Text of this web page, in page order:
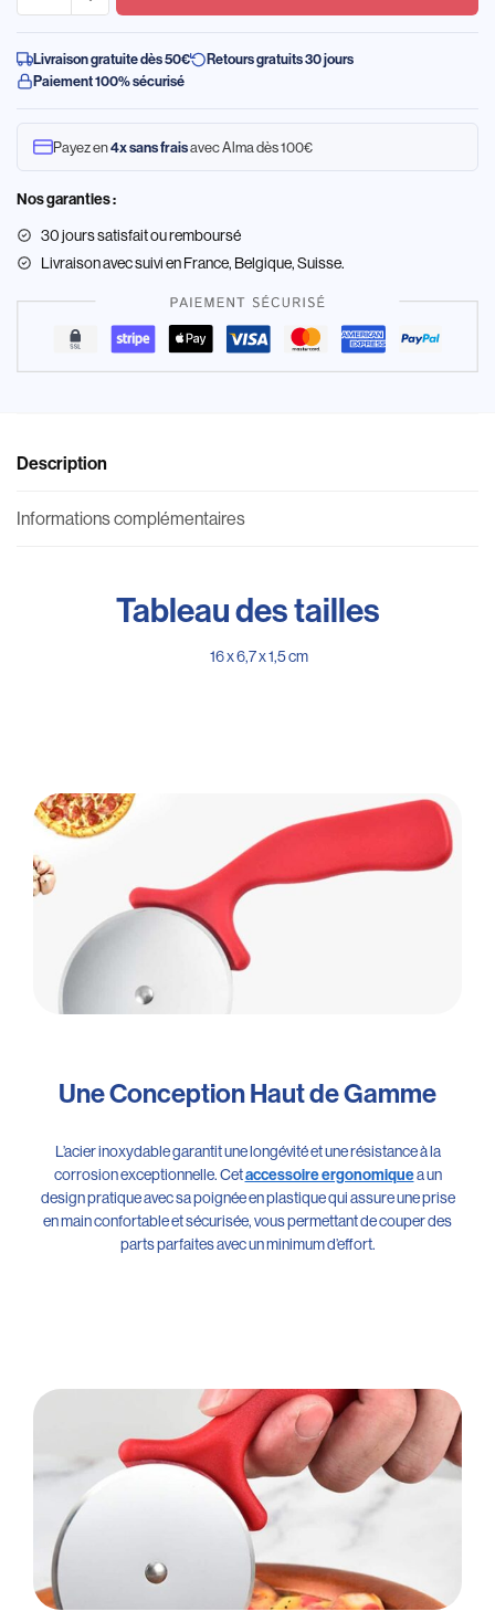
Livraison gratuite dès 50€
Retours gratuits 30 jours
Paiement 100% sécurisé
Payez en4x sans fraisavec Alma dès 100€
Nos garanties :
30 jours satisfait ou remboursé
Livraisonavec suivi en France, Belgique, Suisse.
Description
Informations complémentaires
Tableau des tailles
16 x 6,7 x 1,5 cm
Une Conception Haut de Gamme
L’acier inoxydable garantit une longévité et une résistance à la
corrosion exceptionnelle. Cetaccessoire ergonomiquea un
design pratique avec sa poignée en plastique qui assure une prise
en main confortable et sécurisée, vous permettant de couper des
parts parfaites avec un minimum d’effort.